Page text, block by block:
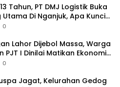
Tahun, PT DMJ Logistik Buka
Di Nganjuk, Apa Kunci
Motivasi Dirut Titus
0
Lahor Dijebol Massa, Warga
PJT I Dinilai Matikan Ekonomi
0
Jagat, Kelurahan Gedog